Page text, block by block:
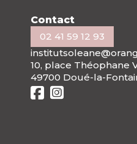
Contact
02 41 59 12 93
10, place Théophane
49700 Doué-la-